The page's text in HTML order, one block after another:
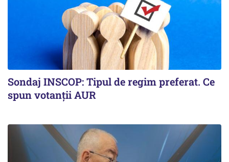
Sondaj INSCOP: Tipul de regim preferat. Ce
spun votanții AUR